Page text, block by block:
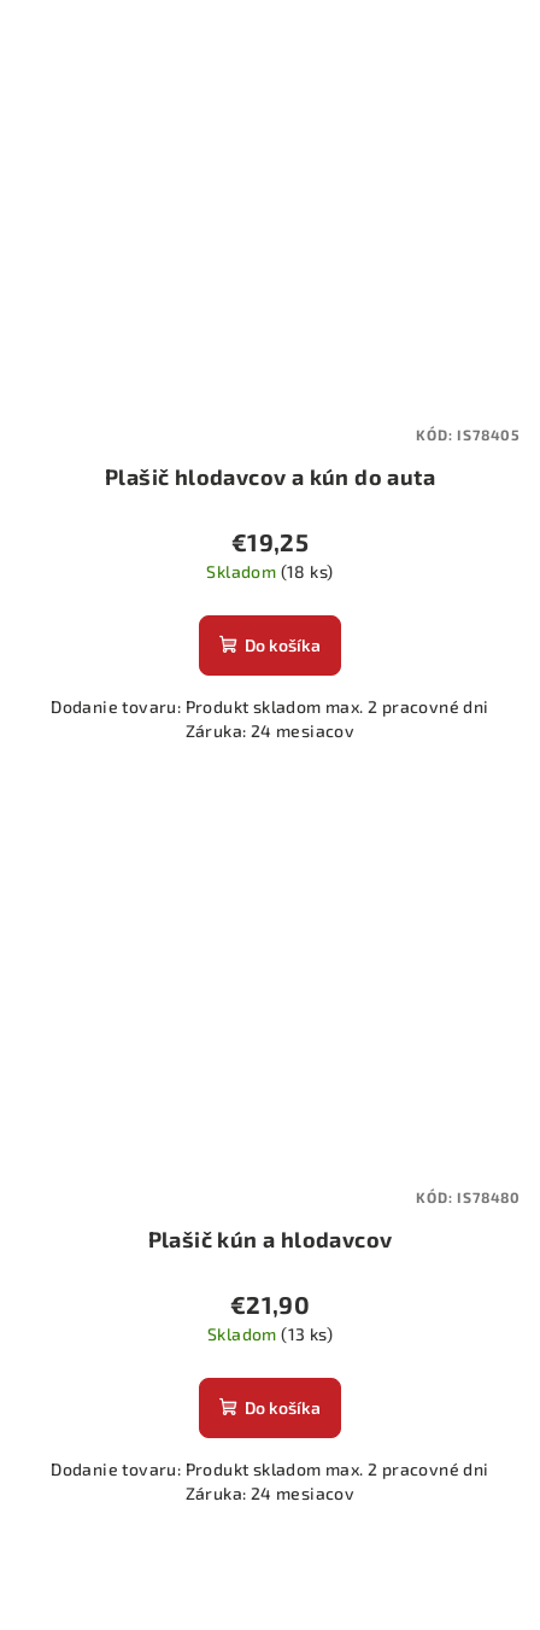
Plašič hlodavcov a kún do auta
€19,25
Skladom (18 ks)
Do košíka
Dodanie tovaru: Produkt skladom max. 2 pracovné dni
Záruka: 24 mesiacov
KÓD: IS78405
Plašič kún a hlodavcov
€21,90
Skladom(13 ks)
Do košíka
Dodanie tovaru: Produkt skladom max. 2 pracovné dni
Záruka: 24 mesiacov
KÓD: IS78480